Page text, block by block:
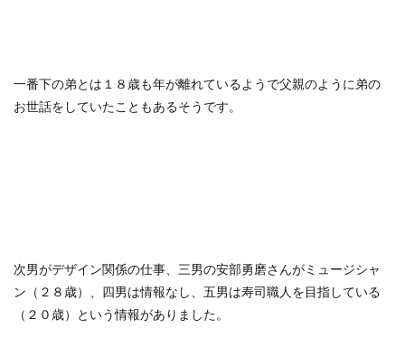
一番下の弟とは１８歳も年が離れているようで父親のように弟の
お世話をしていたこともあるそうです。
次男がデザイン関係の仕事、三男の安部勇磨さんがミュージシャ
ン（２８歳）、四男は情報なし、五男は寿司職人を目指している
（２０歳）という情報がありました。